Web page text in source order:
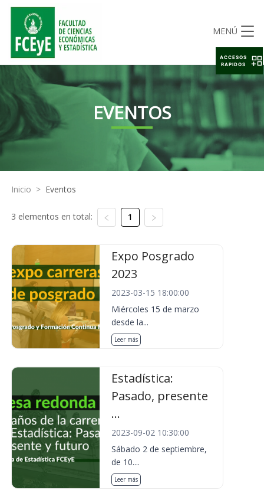
MENÚ
EVENTOS
Inicio > Eventos
3 elementos en total: 1
Expo Posgrado
2023
2023-03-15 18:00:00
Miércoles 15 de marzo
desde la...
Leer más
Estadística:
Pasado, presente
...
2023-09-02 10:30:00
Sábado 2 de septiembre,
de 10....
Leer más
ACCESOS
RAPIDOS